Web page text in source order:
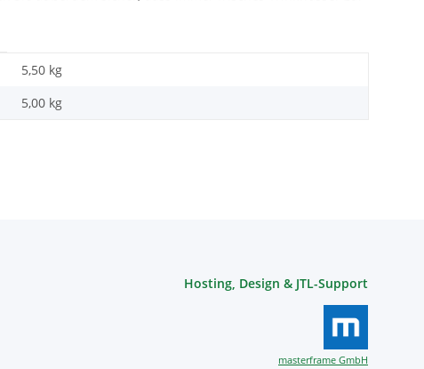
5,50 kg
5,00 kg
Hosting, Design & JTL-Support
masterframe GmbH